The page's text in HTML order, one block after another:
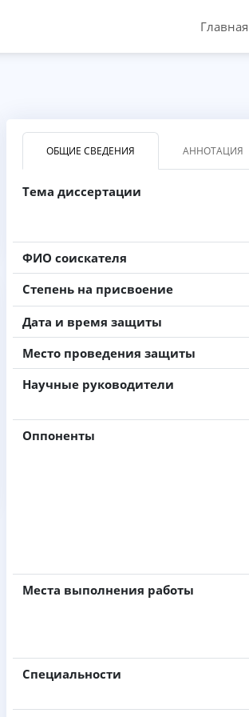
Главная
ОБЩИЕ СВЕДЕНИЯ АННОТАЦИЯ
Тема диссертации
ФИО соискателя
Степень на присвоение
Дата и время защиты
Место проведения защиты
Научные руководители
Оппоненты
Места выполнения работы
Специальности